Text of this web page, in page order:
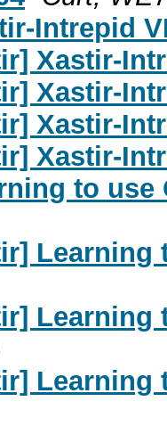
Intrepid
Xastir-
Xastir-
Xastir-
Xastir-
to use
Learning
Learning
Learning